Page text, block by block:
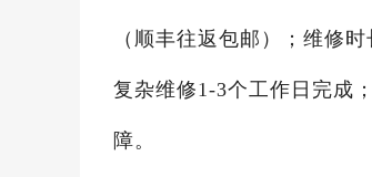
（顺丰往返包邮）；维修
复杂维修1-3个工作日完成
障。